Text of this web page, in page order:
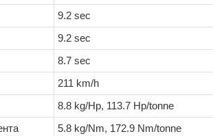
9.2 sec
9.2 sec
8.7 sec
211 km/h
8.8 kg/Hp, 113.7 Hp/tonne
5.8 kg/Nm, 172.9 Nm/tonne